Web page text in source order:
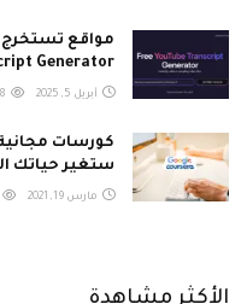
مواقع
Generator
أبريل 5, 2025
ستغير حياتك
مارس 19, 2021
الأكثر مشاهدة